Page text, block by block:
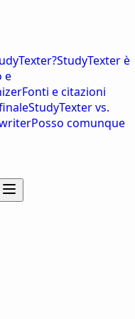
StudyTexter è
e
Fonti e citazioni
StudyTexter vs.
Posso comunque